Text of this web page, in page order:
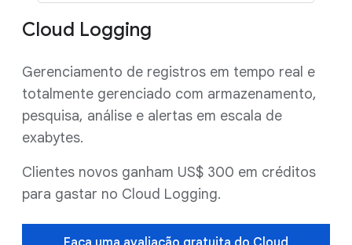
Cloud Logging
Gerenciamento de registros em tempo real e
totalmente gerenciado com armazenamento,
pesquisa, análise e alertas em escala de
exabytes.
Clientes novos ganham US$ 300 em créditos
para gastar no Cloud Logging.